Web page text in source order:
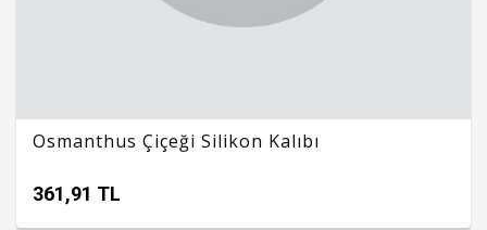
Osmanthus Çiçeği Silikon Kalıbı
361,91 TL